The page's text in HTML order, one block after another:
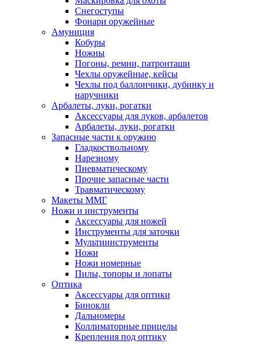
Снегоступы
Фонари оружейные
Амуниция
Кобуры
Ножны
Погоны, ремни, патронташи
Чехлы оружейные, кейсы
Чехлы под баллончики, дубинку и
наручники
Арбалеты, луки, рогатки
Аксессуары для луков, арбалетов
Арбалеты, луки, рогатки
Запасные части к оружию
Гладкоствольному
Нарезному
Пневматическому
Прочие запасные части
Травматическому
Макеты ММГ
Ножи и инструменты
Аксессуары для ножей
Инструменты для заточки
Мультиинструменты
Ножи
Ножи номерные
Пилы, топоры и лопаты
Оптика
Аксессуары для оптики
Бинокли
Дальномеры
Коллиматорные прицелы
Крепления под оптику